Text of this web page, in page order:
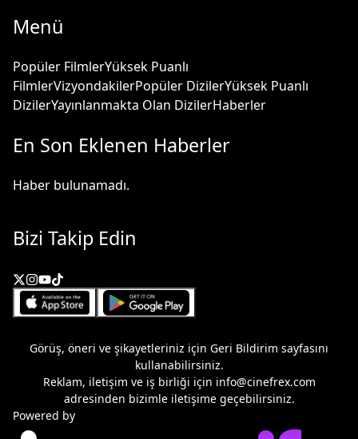
Menü
Popüler FilmlerYüksek Puanlı
FilmlerVizyondakilerPopüler DizilerYüksek Puanlı
DizilerYayınlanmakta Olan DizilerHaberler
En Son Eklenen Haberler
Haber bulunamadı.
Bizi Takip Edin
Görüş, öneri ve şikayetleriniz için Geri Bildirim sayfasını
kullanabilirsiniz.
Reklam, iletişim ve iş birliği için info@cinefrex.com
adresinden bizimle iletişime geçebilirsiniz.
Powered by